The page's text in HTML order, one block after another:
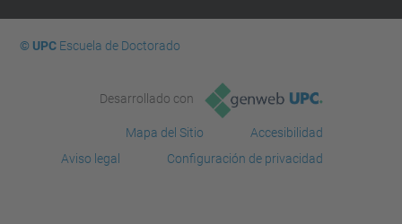
© UPCEscuela de Doctorado
Desarrollado con
Mapa del Sitio
Accesibilidad
Aviso legal
Configuración de privacidad